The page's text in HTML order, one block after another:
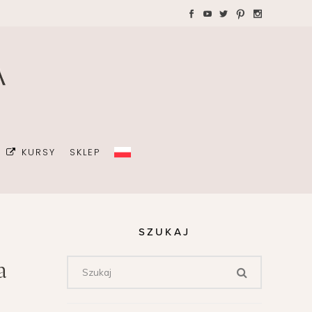
DZIEĆMI
KURSY SKLEP
SZUKAJ